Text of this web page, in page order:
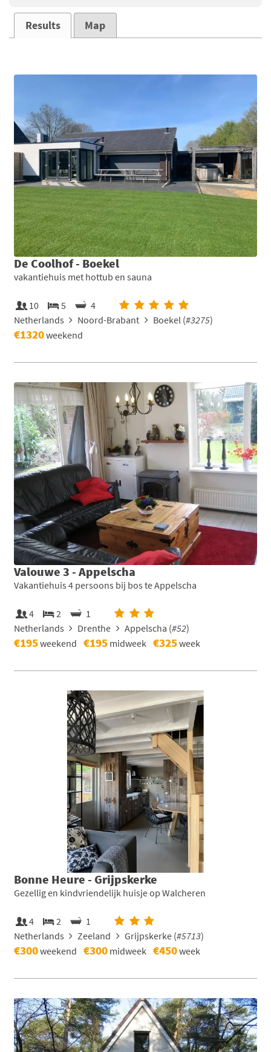
Results Map
De Coolhof - Boekel
vakantiehuis met hottub en sauna
10 5
4
Netherlands
Noord-Brabant Boekel (#3275)
€1320weekend
Valouwe 3 - Appelscha
Vakantiehuis 4 persoons bij bos te Appelscha
4 2
1
Netherlands
Drenthe Appelscha (#52)
€195weekend €195 midweek €325week
Bonne Heure - Grijpskerke
Gezellig en kindvriendelijk huisje op Walcheren
4 2
1
Netherlands
Zeeland Grijpskerke (#5713)
€300weekend €300 midweek €450week